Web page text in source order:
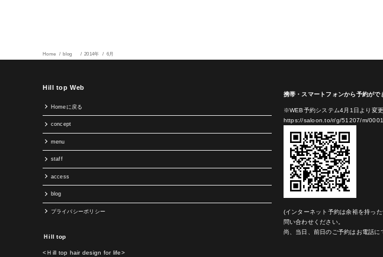
Home blog 2014年 6月
Hill top Web
Homeに戻る
concept
menu
staff
access
blog
プライバシーポリシー
Ｈill top
<Ｈill top hair design for life>
携帯・スマートフォンから予約がで
※WEB予約システム4月1日より変更
https://saloon.to/r/g/51207/m/
(インターネット予約は余裕を持っ
問い合わせください。
尚、当日、前日のご予約はお電話に